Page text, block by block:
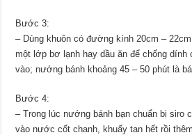
Bước 3:
– Dùng khuôn có đường kính 20cm –
một lớp bơ lạnh hay dầu ăn để chống dính
vào; nướng bánh khoảng 45 – 50 phút là
Bước 4:
– Trong lúc nướng bánh bạn chuẩn bị siro
vào nước cốt chanh, khuấy tan hết rồi